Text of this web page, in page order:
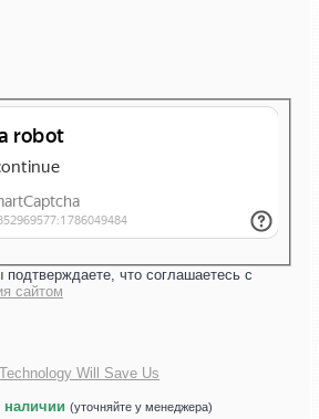
что соглашаетесь с
сайтом
Technology Will Save Us
наличии (уточняйте у менеджера)